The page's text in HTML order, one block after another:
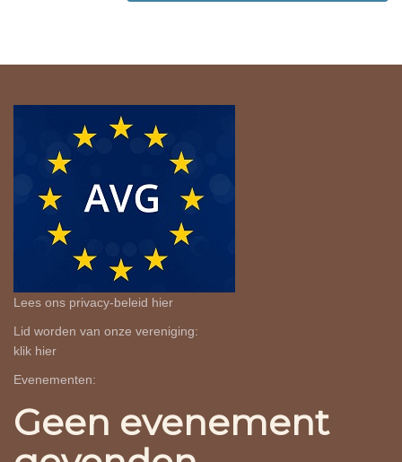
Lees ons privacy-beleid hier
Lid worden van onze vereniging:
klik hier
Evenementen:
Geen evenement